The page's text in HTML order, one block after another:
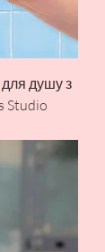
для душу з
Studio